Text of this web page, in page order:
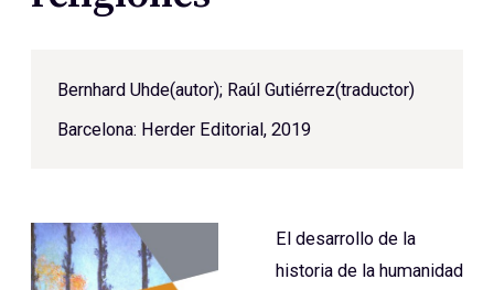
Miembros
Bernhard Uhde(autor); Raúl Gutiérrez(traductor)
Barcelona: Herder Editorial, 2019
El desarrollo de la
historia de la humanidad